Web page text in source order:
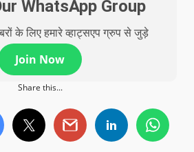
WhatsApp Group
के लिए हमारे व्हाट्सएप ग्रुप से जुड़े
Join Now
Share this...